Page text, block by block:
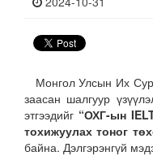
Монгол Улсын Их
заасан шалгуур
этгээдийг “ОХГ-ын
тохижуулах тоног
байна. Дэлгэрэнгүй